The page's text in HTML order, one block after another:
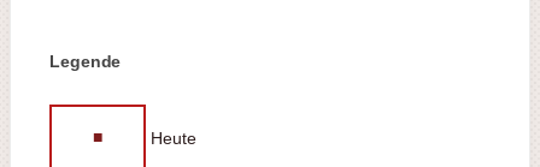
Legende
■ Heute